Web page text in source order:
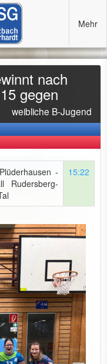
nach
gegen
weibliche B-Jugend
-
Rudersberg-
15:22
Mehr